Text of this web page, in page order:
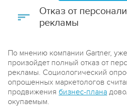
Отказ от
рекламы
По мнению компании Gartner,
произойдет полный отказ от
рекламы. Социологический
опрошенных маркетологов
продвижения бизнес-плана
окупаемым.